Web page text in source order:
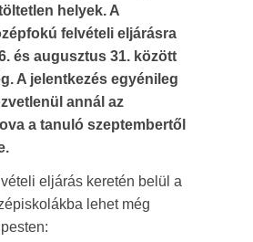
helyek. A
felvételi eljárásra
és augusztus 31. között
A jelentkezés egyénileg
annál az
a tanuló szeptembertől
eljárás keretén belül a
lehet még